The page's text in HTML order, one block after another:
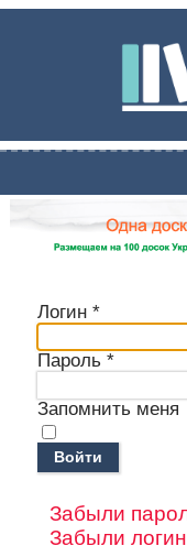
Логин *
Пароль *
Запомнить меня
Войти
Забыли
Забыли